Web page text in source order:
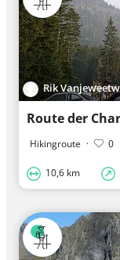
Rik
Route der
Hikingroute · 0
10,6 km